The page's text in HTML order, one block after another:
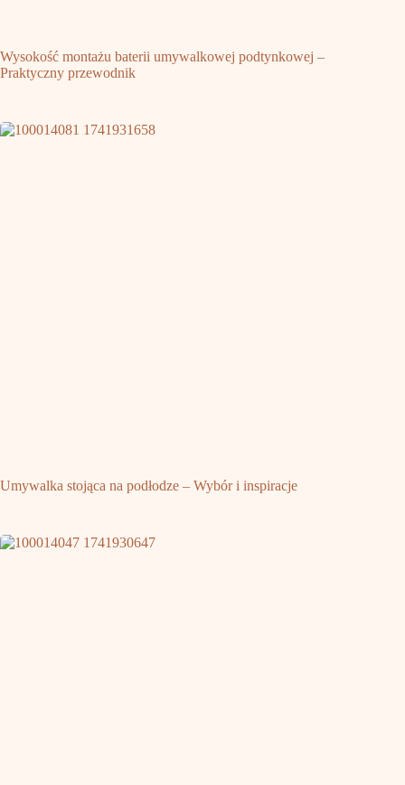
Wysokość montażu baterii umywalkowej podtynkowej –
Praktyczny przewodnik
Umywalka stojąca na podłodze – Wybór i inspiracje